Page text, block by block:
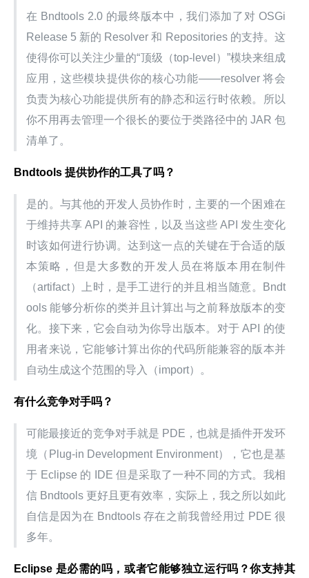
在 Bndtools 2.0 的最终版本中，我们添加了对 OSGi
Release 5 新的 Resolver 和 Repositories 的支持。这
使得你可以关注少量的“顶级（top-level）”模块来组成
应用，这些模块提供你的核心功能——resolver 将会
负责为核心功能提供所有的静态和运行时依赖。所以
你不用再去管理一个很长的要位于类路径中的 JAR 包
清单了。
Bndtools 提供协作的工具了吗？
是的。与其他的开发人员协作时，主要的一个困难在
于维持共享 API 的兼容性，以及当这些 API 发生变化
时该如何进行协调。达到这一点的关键在于合适的版
本策略，但是大多数的开发人员在将版本用在制件
（artifact）上时，是手工进行的并且相当随意。Bndt
ools 能够分析你的类并且计算出与之前释放版本的变
化。接下来，它会自动为你导出版本。对于 API 的使
用者来说，它能够计算出你的代码所能兼容的版本并
自动生成这个范围的导入（import）。
有什么竞争对手吗？
可能最接近的竞争对手就是 PDE，也就是插件开发环
境（Plug-in Development Environment），它也是基
于 Eclipse 的 IDE 但是采取了一种不同的方式。我相
信 Bndtools 更好且更有效率，实际上，我之所以如此
自信是因为在 Bndtools 存在之前我曾经用过 PDE 很
多年。
Eclipse 是必需的吗，或者它能够独立运行吗？你支持其